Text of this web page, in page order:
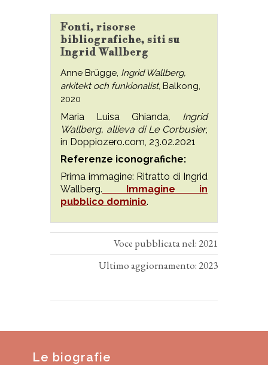
Fonti, risorse
bibliografiche, siti su
Ingrid Wallberg
Anne Brügge, Ingrid Wallberg,
arkitekt och funkionalist, Balkong,
2020
Maria Luisa Ghianda, Ingrid
Wallberg, allieva di Le Corbusier,
in Doppiozero.com, 23.02.2021
Referenze iconografiche:
Prima immagine: Ritratto di Ingrid
Wallberg. Immagine in
pubblico dominio.
Voce pubblicata nel: 2021
Ultimo aggiornamento: 2023
Le biografie